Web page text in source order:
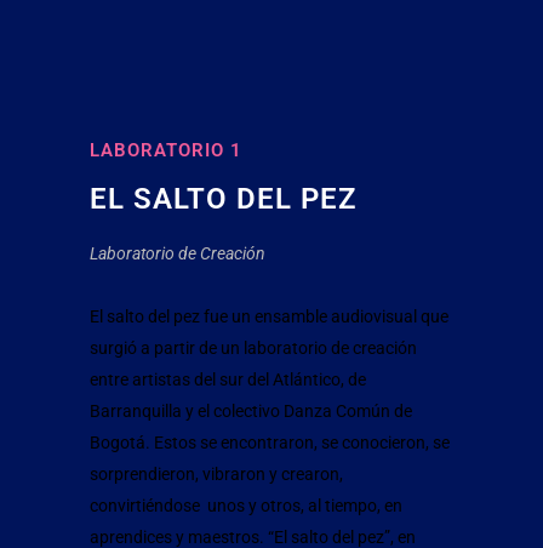
LABORATORIO 1
EL SALTO DEL PEZ
Laboratorio de Creación
El salto del pez fue un ensamble audiovisual que
surgió a partir de un laboratorio de creación
entre artistas del sur del Atlántico, de
Barranquilla y el colectivo Danza Común de
Bogotá. Estos se encontraron, se conocieron, se
sorprendieron, vibraron y crearon,
convirtiéndose unos y otros, al tiempo, en
aprendices y maestros. “El salto del pez”, en